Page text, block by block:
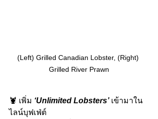
(Left) Grilled Canadian Lobster, (Right)
Grilled River Prawn
🦞 เพิ่ม ‘Unlimited Lobsters’ เข้ามาใน
ไลน์บุฟเฟ่ต์